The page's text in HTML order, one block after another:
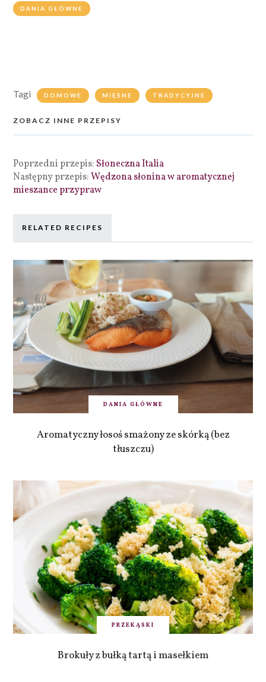
DANIA GŁÓWNE
Tagi DOMOWE MIĘSNE TRADYCYJNE
ZOBACZ INNE PRZEPISY
Poprzedni przepis: Słoneczna Italia
Następny przepis:Wędzona słonina w aromatycznej
mieszance przypraw
RELATED RECIPES
DANIA GŁÓWNE
Aromatyczny łosoś smażony ze skórką (bez
tłuszczu)
PRZEKĄSKI
Brokuły z bułką tartą i masełkiem